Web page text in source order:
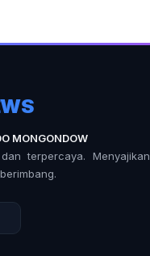
MONGONDOW
terpercaya. Menyajikan